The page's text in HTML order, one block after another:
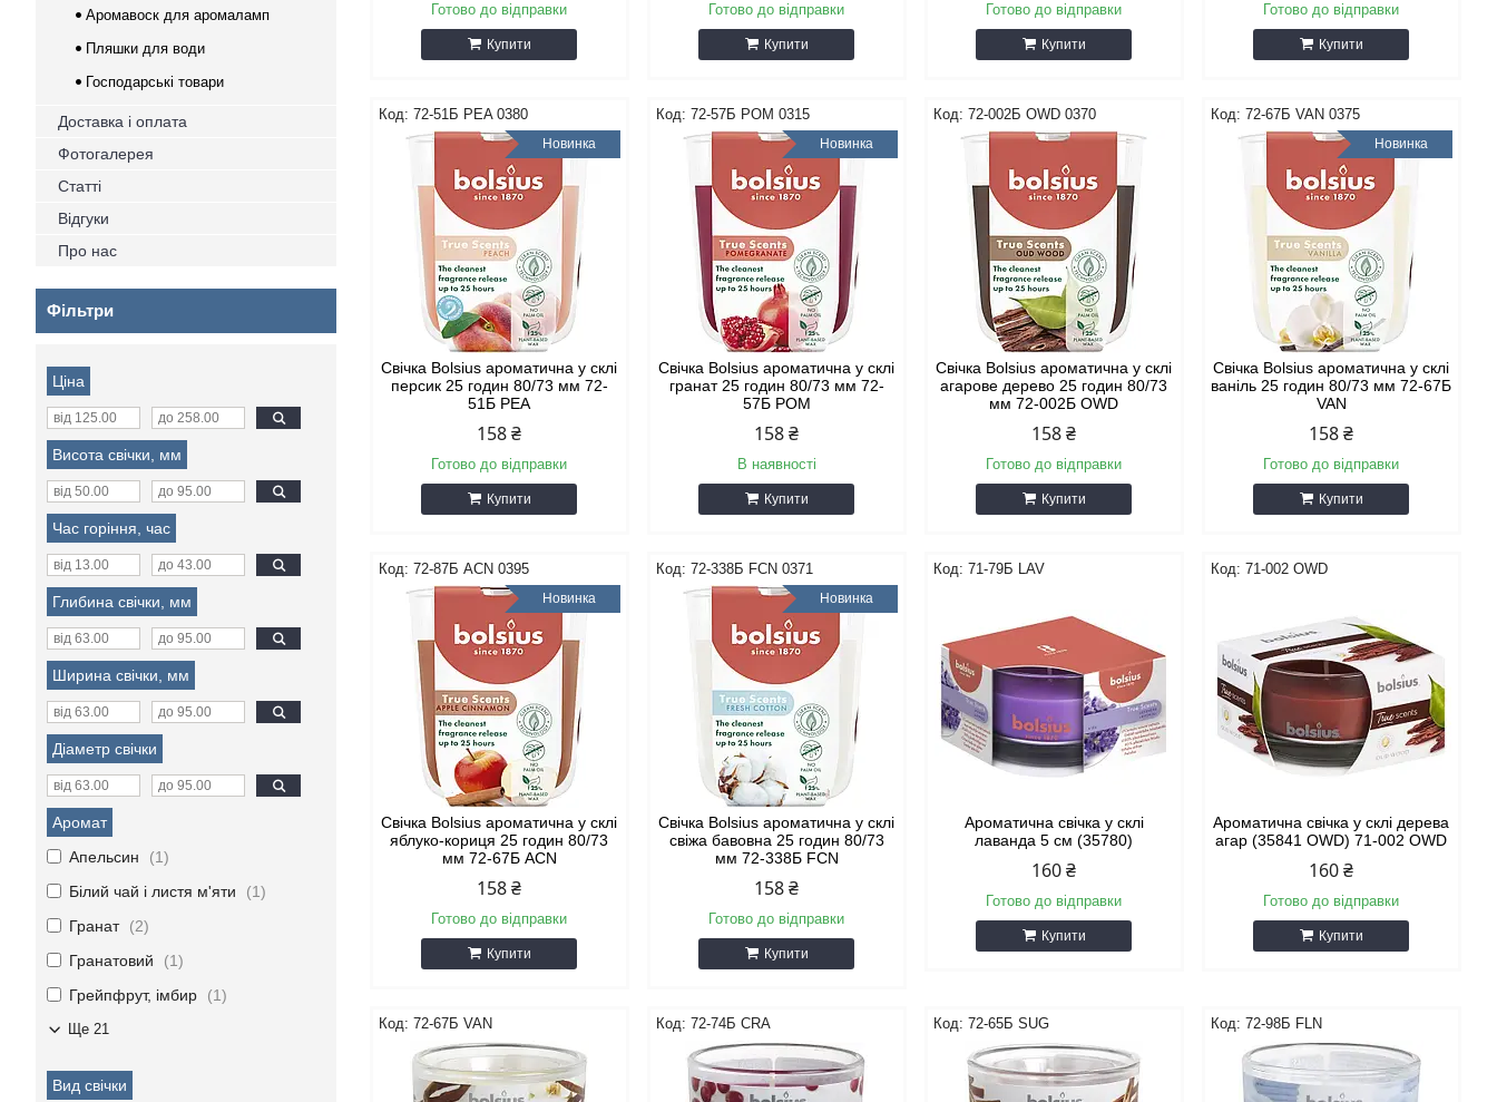
Готово до відправки
Купити
Готово до відправки
Купити
Готово до відправки
Купити
Готово до відправки
Купити
72-51Б PEA 0380
Новинка
Свічка Bolsius ароматична у склі
персик 25 годин 80/73 мм 72-
51Б PEA
158 ₴
Готово до відправки
Купити
72-57Б POM 0315
Новинка
Свічка Bolsius ароматична у склі
гранат 25 годин 80/73 мм 72-
57Б POM
158 ₴
В наявності
Купити
72-002Б OWD 0370
Свічка Bolsius ароматична у склі
агарове дерево 25 годин 80/73
мм 72-002Б OWD
158 ₴
Готово до відправки
Купити
72-67Б VAN 0375
Новинка
Свічка Bolsius ароматична у склі
ваніль 25 годин 80/73 мм 72-67Б
VAN
158 ₴
Готово до відправки
Купити
72-87Б ACN 0395
Новинка
Свічка Bolsius ароматична у склі
яблуко-кориця 25 годин 80/73
мм 72-67Б ACN
158 ₴
Готово до відправки
Купити
72-338Б FCN 0371
Новинка
Свічка Bolsius ароматична у склі
свіжа бавовна 25 годин 80/73
мм 72-338Б FCN
158 ₴
Готово до відправки
Купити
71-79Б LAV
Ароматична свічка у склі
лаванда 5 см (35780)
160 ₴
Готово до відправки
Купити
71-002 OWD
Ароматична свічка у склі дерева
агар (35841 OWD) 71-002 OWD
160 ₴
Готово до відправки
Купити
72-67Б VAN 72-74Б CRA 72-65Б SUG 72-98Б FLN
Аромавоск для аромаламп
Пляшки для води
Господарські товари
Доставка і оплата
Фотогалерея
Статті
Відгуки
Про нас
Фільтри
Ціна
Висота свічки, мм
Час горіння, час
Глибина свічки, мм
Ширина свічки, мм
Діаметр свічки
Аромат
Апельсин
1
Білий чай і листя м'яти
1
Гранат
2
Гранатовий
1
Грейпфрут, імбир
1
Ще 21
Вид свічки